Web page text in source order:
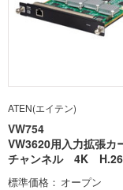
ATEN(エイテン)
VW754
VW3620用入力拡張
チャンネル 4K
トリームデコーダー
標準価格
オープン